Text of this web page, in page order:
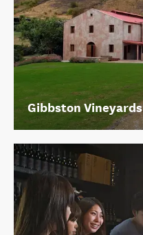
Gibbston Vineyards